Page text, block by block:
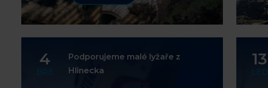
4
BŘE
Podporujeme malé lyžaře z
Hlinecka
13
LED